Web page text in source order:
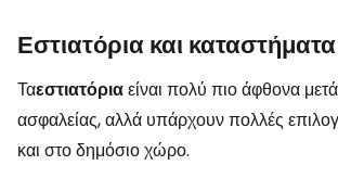
Εστιατόρια και καταστήματα
Ταεστιατόριαείναι πολύ πιο άφθονα
ασφαλείας, αλλά υπάρχουν πολλές
και στο δημόσιο χώρο.